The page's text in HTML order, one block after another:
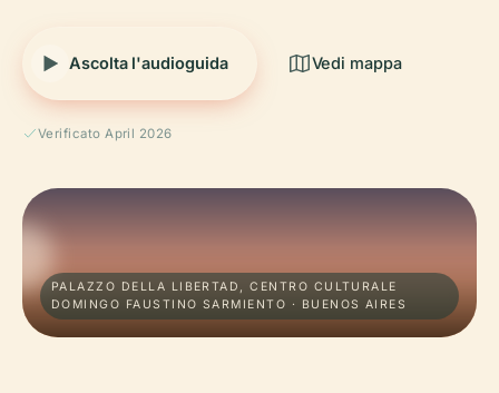
Ascolta l'audioguida Vedi mappa
Verificato April 2026
PALAZZO DELLA LIBERTAD, CENTRO CULTURALE
DOMINGO FAUSTINO SARMIENTO · BUENOS AIRES